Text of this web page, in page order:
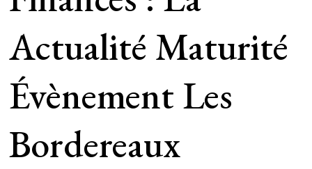
Actualité Maturité
Évènement Les
Bordereaux